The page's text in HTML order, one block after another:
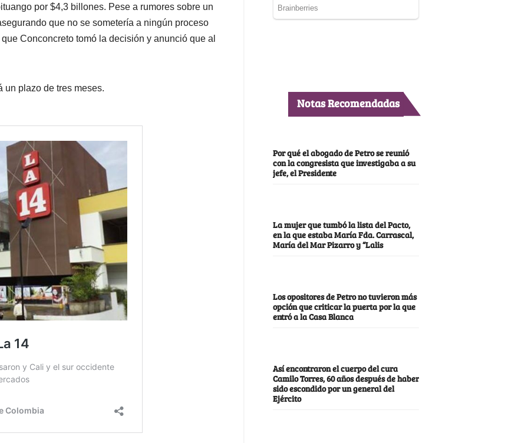
por $4,3 billones. Pese a rumores sobre un
que no se sometería a ningún proceso
Conconcreto tomó la decisión y anunció que al
un plazo de tres meses.
Notas Recomendadas
Por qué el abogado de Petro se reunió
con la congresista que investigaba a su
jefe, el Presidente
La mujer que tumbó la lista del Pacto,
en la que estaba María Fda. Carrascal,
María del Mar Pizarro y “Lalis
Los opositores de Petro no tuvieron más
opción que criticar la puerta por la que
entró a la Casa Blanca
Así encontraron el cuerpo del cura
Camilo Torres, 60 años después de haber
sido escondido por un general del
Ejército